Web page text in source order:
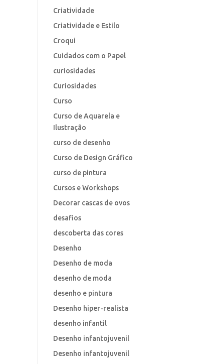
Criatividade
Criatividade e Estilo
Croqui
Cuidados com o Papel
curiosidades
Curiosidades
Curso
Curso de Aquarela e
Ilustração
curso de desenho
Curso de Design Gráfico
curso de pintura
Cursos e Workshops
Decorar cascas de ovos
desafios
descoberta das cores
Desenho
Desenho de moda
desenho de moda
desenho e pintura
Desenho hiper-realista
desenho infantil
Desenho infantojuvenil
Desenho infantojuvenil